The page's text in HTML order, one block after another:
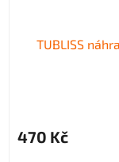
TUBLISS
470 Kč